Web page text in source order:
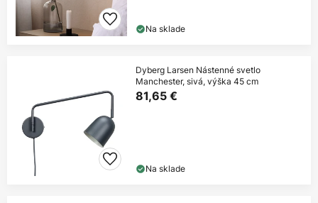
Na sklade
Dyberg Larsen Nástenné svetlo
Manchester, sivá, výška 45 cm
81,65 €
Na sklade